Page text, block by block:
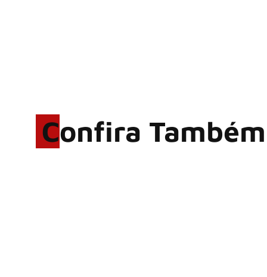
Confira Também